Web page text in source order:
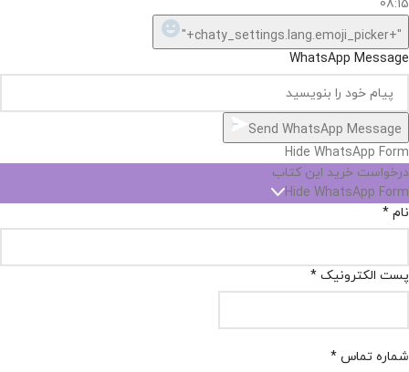
08:15
"+chaty_settings.lang.emoji_picker+"
WhatsApp Message
Send WhatsApp Message
Hide WhatsApp Form
درخواست خرید این کتاب
Hide WhatsApp Form
نام *
پست الکترونیک *
شماره تماس *